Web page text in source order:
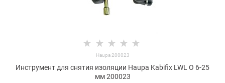
Haupa 200023
Инструмент для снятия изоляции Haupa Kabifix LWL O 6-25
мм 200023